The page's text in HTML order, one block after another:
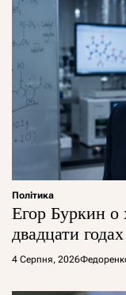
Політика
Егор Буркин о
двадцати
4 Серпня, 2026